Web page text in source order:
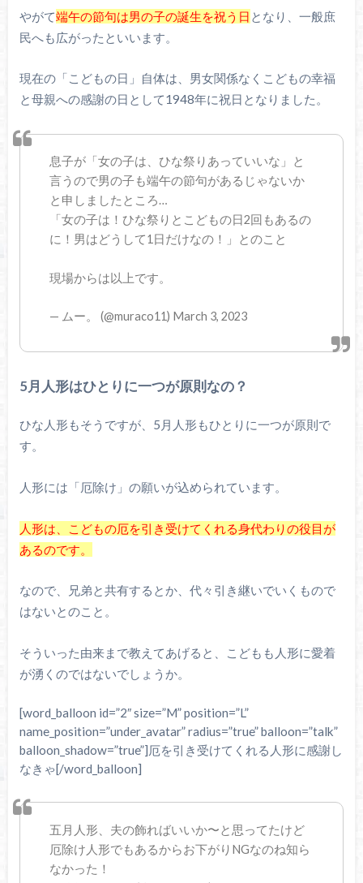
やがて端午の節句は男の子の誕生を祝う日 となり、一般庶
民へも広がったといいます。
現在の「こどもの日」自体は、男女関係なくこどもの幸福
と母親への感謝の日として1948年に祝日となりました。
息子が「女の子は、ひな祭りあっていいな」と
言うので男の子も端午の節句があるじゃないか
と申しましたところ…
「女の子は！ひな祭りとこどもの日2回もあるの
に！男はどうして1日だけなの！」とのこと
現場からは以上です。
— ムー。 (@muraco11) March 3, 2023
5月人形はひとりに一つが原則なの？
ひな人形もそうですが、5月人形もひとりに一つが原則で
す。
人形には「厄除け」の願いが込められています。
人形は、こどもの厄を引き受けてくれる身代わりの役目が
あるのです。
なので、兄弟と共有するとか、代々引き継いでいくもので
はないとのこと。
そういった由来まで教えてあげると、こどもも人形に愛着
が湧くのではないでしょうか。
[word_balloon id=”2″ size=”M” position=”L”
name_position=”under_avatar” radius=”true” balloon=”talk”
balloon_shadow=”true”]厄を引き受けてくれる人形に感謝し
なきゃ[/word_balloon]
五月人形、夫の飾ればいいか〜と思ってたけど
厄除け人形でもあるからお下がりNGなのね知ら
なかった！